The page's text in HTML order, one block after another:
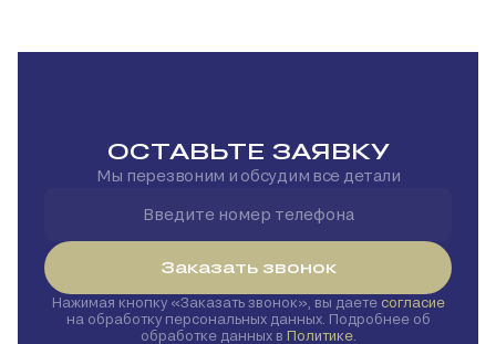
ОСТАВЬТЕ ЗАЯВКУ
Мы перезвоним и обсудим все детали
Заказать звонок
Нажимая кнопку Заказать звонок , вы даете согласие
на обработку персональных данных. Подробнее об
обработке данных в Политике.